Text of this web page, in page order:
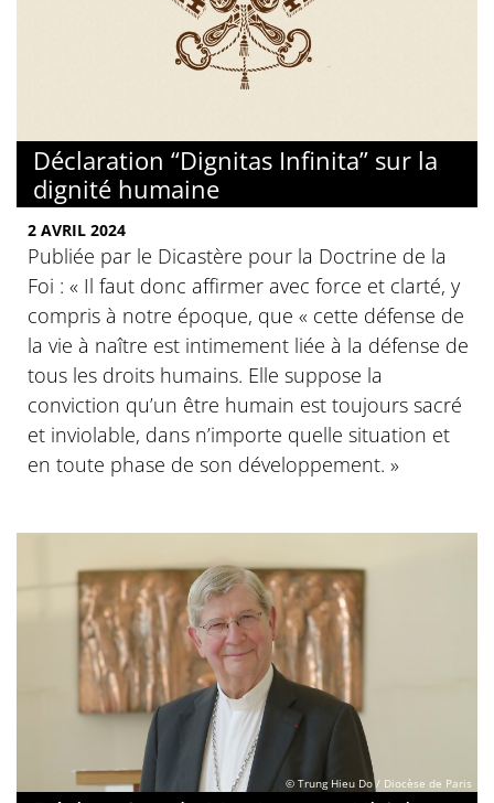
Déclaration “Dignitas Infinita” sur la
dignité humaine
2 AVRIL 2024
Publiée par le Dicastère pour la Doctrine de la
Foi : « Il faut donc affirmer avec force et clarté, y
compris à notre époque, que « cette défense de
la vie à naître est intimement liée à la défense de
tous les droits humains. Elle suppose la
conviction qu’un être humain est toujours sacré
et inviolable, dans n’importe quelle situation et
en toute phase de son développement. »
© Trung Hieu Do / Diocèse de Paris